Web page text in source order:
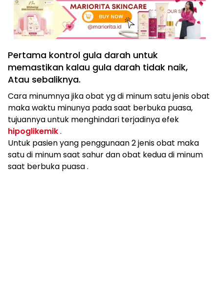
Pertama kontrol gula darah untuk
memastikan kalau gula darah tidak naik,
Atau sebaliknya.
Cara minumnya jika obat yg di minum satu jenis obat
maka waktu minunya pada saat berbuka puasa,
tujuannya untuk menghindari terjadinya efek
hipoglikemik.
Untuk pasien yang penggunaan 2 jenis obat maka
satu di minum saat sahur dan obat kedua di minum
saat berbuka puasa .